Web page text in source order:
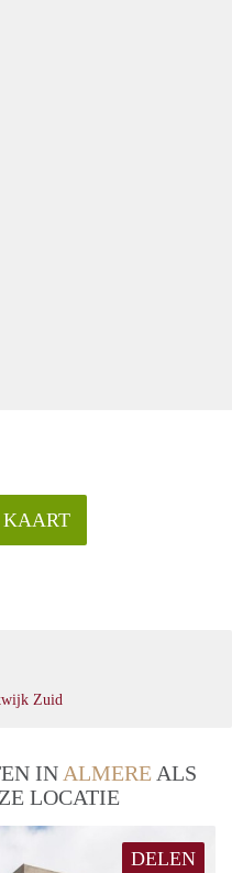
KAART
Zuid
IN ALMERE ALS
LOCATIE
DELEN